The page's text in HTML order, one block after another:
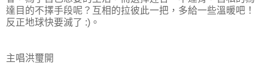
達目的不擇手段呢？互相的拉彼此一把，多給一些溫暖吧！
反正地球快要滅了 :)。
主唱洪璽開